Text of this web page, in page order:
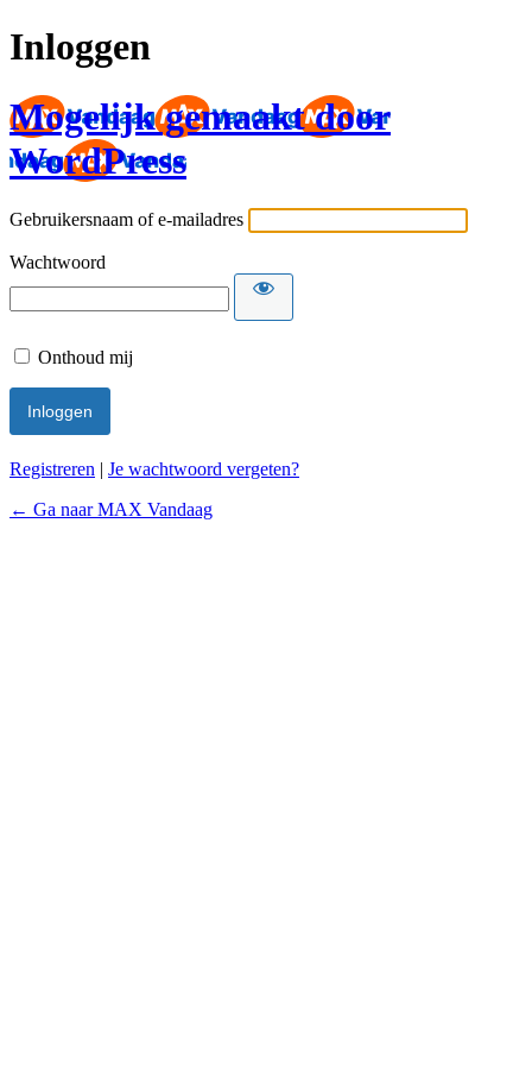
Inloggen
Mogelijk gemaakt door
WordPress
Gebruikersnaam of e-mailadres
Wachtwoord
Onthoud mij
Registreren | Je wachtwoord vergeten?
← Ga naar MAX Vandaag